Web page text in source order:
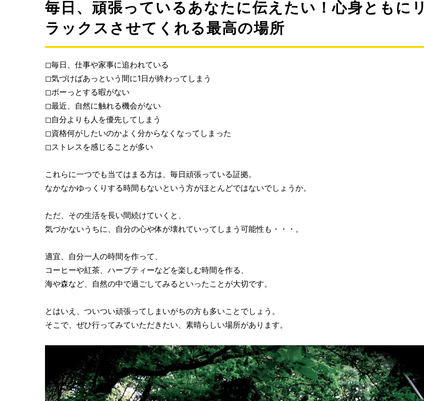
毎日、頑張っているあなたに伝えたい！心身ともにリ
ラックスさせてくれる最高の場所
◻︎毎日、仕事や家事に追われている
◻︎気づけばあっという間に1日が終わってしまう
◻︎ボーっとする暇がない
◻︎最近、自然に触れる機会がない
◻︎自分よりも人を優先してしまう
◻︎資格何がしたいのかよく分からなくなってしまった
◻︎ストレスを感じることが多い
これらに一つでも当てはまる方は、毎日頑張っている証拠。
なかなかゆっくりする時間もないという方がほとんどではないでしょうか。
ただ、その生活を長い間続けていくと、
気づかないうちに、自分の心や体が壊れていってしまう可能性も・・・。
適宜、自分一人の時間を作って、
コーヒーや紅茶、ハーブティーなどを楽しむ時間を作る、
海や森など、自然の中で過ごしてみるといったことが大切です。
とはいえ、ついつい頑張ってしまいがちの方も多いことでしょう。
そこで、ぜひ行ってみていただきたい、素晴らしい場所があります。